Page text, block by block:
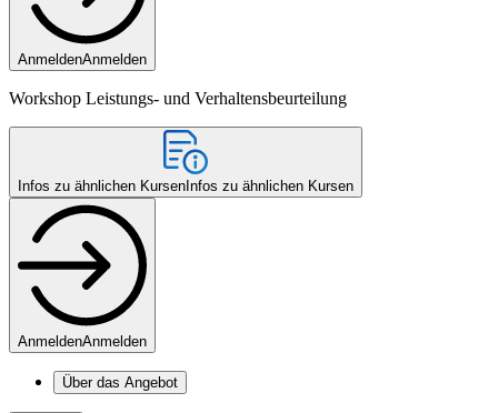
AnmeldenAnmelden
Workshop Leistungs- und Verhaltensbeurteilung
Infos zu ähnlichen Kursen Infos zu ähnlichen Kursen
AnmeldenAnmelden
Über das Angebot